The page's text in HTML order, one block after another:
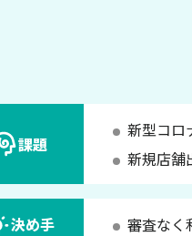
課題
新型コロ
新規店舗
決め手 審査なく